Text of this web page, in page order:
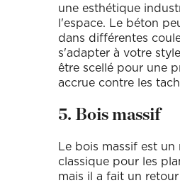
une esthétique
l'espace. Le béton
dans différentes
s'adapter à votre
être scellé pour une
accrue contre les
5. Bois massif
Le bois massif est un
classique pour les
mais il a fait un